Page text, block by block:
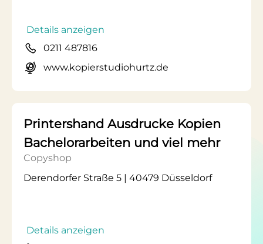
Details anzeigen
0211 487816
www.kopierstudiohurtz.de
Printershand Ausdrucke Kopien
Bachelorarbeiten und viel mehr
Copyshop
Derendorfer Straße 5 | 40479 Düsseldorf
Details anzeigen